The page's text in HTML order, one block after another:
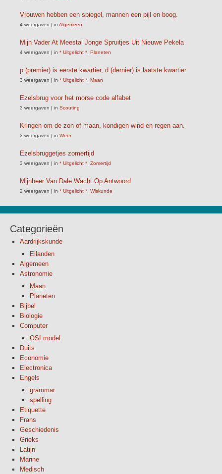
Vrouwen hebben een spiegel, mannen een pijl en boog.
4 weergaven | in Algemeen
Mijn Vader At Meestal Jonge Spruitjes Uit Nieuwe Pekela
4 weergaven | in * Uitgelicht * Planeten
p (premier) is eerste kwartier, d (dernier) is laatste kwartier
3 weergaven | in * Uitgelicht * Maan
Ezelsbrug voor het morse code alfabet
3 weergaven | in Scouting
Kringen om de zon of maan, kondigen wind en regen aan.
3 weergaven | in Weer
Ezelsbruggetjes zomertijd
3 weergaven | in * Uitgelicht * Zomertijd
Mijnheer Van Dale Wacht Op Antwoord
2 weergaven | in * Uitgelicht * Wiskunde
Categorieën
Aardrijkskunde
Eilanden
Algemeen
Astronomie
Maan
Planeten
Bijbel
Biologie
Computer
OSI model
Duits
Economie
Electronica
Engels
grammar
spelling
Etiquette
Frans
Geschiedenis
Grieks
Latijn
Marine
Medisch